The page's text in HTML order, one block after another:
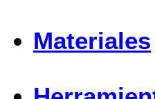
Materiales